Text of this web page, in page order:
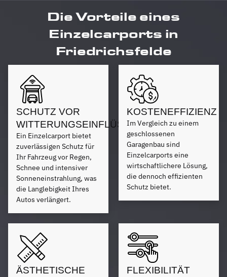
Die Vorteile eines
Einzelcarports in
Friedrichsfelde
SCHUTZ VOR
WITTERUNGSEINFLÜSSEN
Ein Einzelcarport bietet
zuverlässigen Schutz für
Ihr Fahrzeug vor Regen,
Schnee und intensiver
Sonneneinstrahlung, was
die Langlebigkeit Ihres
Autos verlängert.
KOSTENEFFIZIENZ
Im Vergleich zu einem
geschlossenen
Garagenbau sind
Einzelcarports eine
wirtschaftlichere Lösung,
die dennoch effizienten
Schutz bietet.
ÄSTHETISCHE
FLEXIBILITÄT